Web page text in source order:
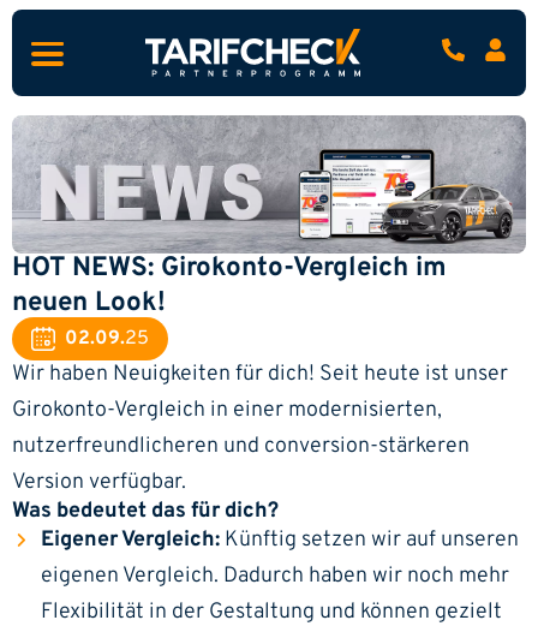
HOT NEWS: Girokonto-Vergleich im
neuen Look!
02.09.25
Wir haben Neuigkeiten für dich! Seit heute ist unser
Girokonto-Vergleich in einer modernisierten,
nutzerfreundlicheren und conversion-stärkeren
Version verfügbar.
Was bedeutet das für dich?
Eigener Vergleich: Künftig setzen wir auf unseren
eigenen Vergleich. Dadurch haben wir noch mehr
Flexibilität in der Gestaltung und können gezielt